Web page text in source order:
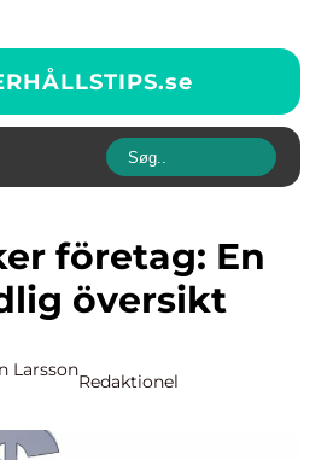
se
översikt
Larsson
Redaktionel